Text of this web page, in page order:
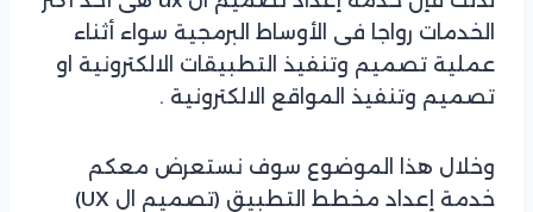
الخدمات رواجا فى الأوساط البرمجية سواء أثناء
عملية تصميم وتنفيذ التطبيقات الالكترونية او
تصميم وتنفيذ المواقع الالكترونية .
وخلال هذا الموضوع سوف نستعرض معكم
خدمة إعداد مخطط التطبيق (تصميم ال UX)